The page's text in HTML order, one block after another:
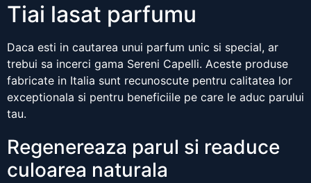
Tiai lasat parfumu
Daca esti in cautarea unui parfum unic si special, ar
trebui sa incerci gama Sereni Capelli. Aceste produse
fabricate in Italia sunt recunoscute pentru calitatea lor
exceptionala si pentru beneficiile pe care le aduc parului
tau.
Regenereaza parul si readuce
culoarea naturala